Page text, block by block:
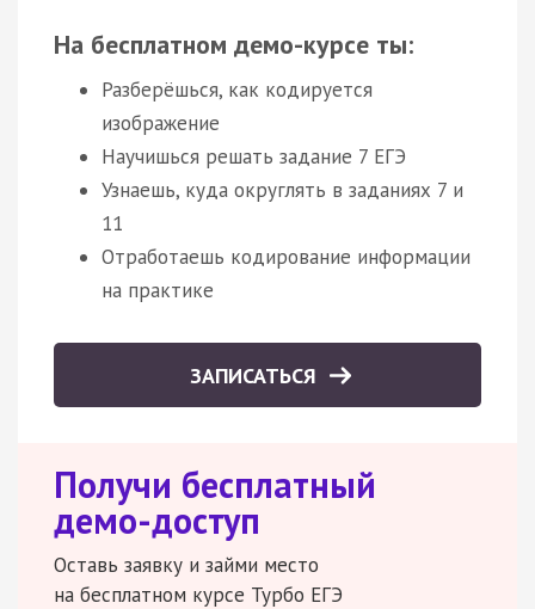
На бесплатном демо-курсе ты:
Разберёшься, как кодируется
изображение
Научишься решать задание 7 ЕГЭ
Узнаешь, куда округлять в заданиях 7 и
11
Отработаешь кодирование информации
на практике
ЗАПИСАТЬСЯ
Получи бесплатный
демо-доступ
Оставь заявку и займи место
на бесплатном курсе Турбо ЕГЭ